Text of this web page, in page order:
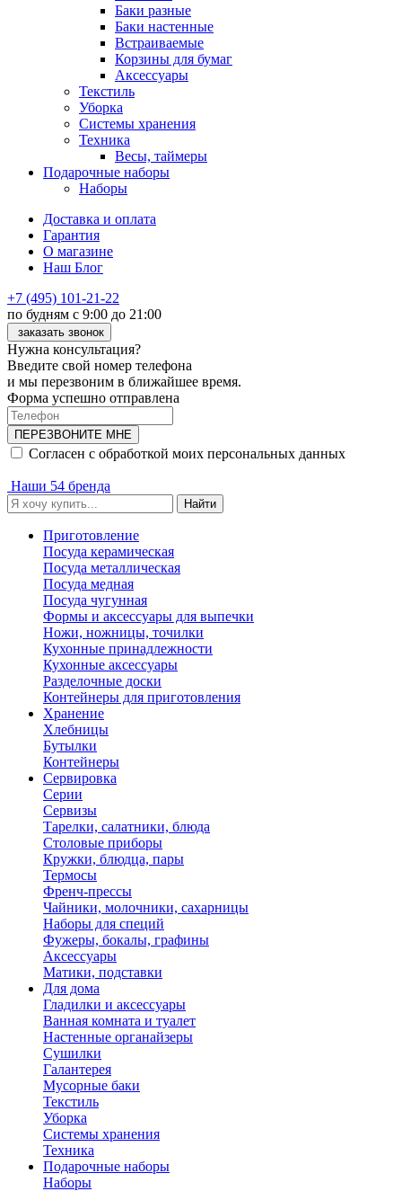
Баки разные
Баки настенные
Встраиваемые
Корзины для бумаг
Аксессуары
Текстиль
Уборка
Системы хранения
Техника
Весы, таймеры
Подарочные наборы
Наборы
Доставка и оплата
Гарантия
О магазине
Наш Блог
+7 (495) 101-21-22
по будням с 9:00 до 21:00
заказать звонок
Нужна консультация?
Введите свой номер телефона
и мы перезвоним в ближайшее время.
Форма успешно отправлена
ПЕРЕЗВОНИТЕ МНЕ
Согласен с обработкой моих персональных данных
Наши 54 бренда
Найти
Приготовление
Посуда керамическая
Посуда металлическая
Посуда медная
Посуда чугунная
Формы и аксессуары для выпечки
Ножи, ножницы, точилки
Кухонные принадлежности
Кухонные аксессуары
Разделочные доски
Контейнеры для приготовления
Хранение
Хлебницы
Бутылки
Контейнеры
Сервировка
Серии
Сервизы
Тарелки, салатники, блюда
Столовые приборы
Кружки, блюдца, пары
Термосы
Френч-прессы
Чайники, молочники, сахарницы
Наборы для специй
Фужеры, бокалы, графины
Аксессуары
Матики, подставки
Для дома
Гладилки и аксессуары
Ванная комната и туалет
Настенные органайзеры
Сушилки
Галантерея
Мусорные баки
Текстиль
Уборка
Системы хранения
Техника
Подарочные наборы
Наборы